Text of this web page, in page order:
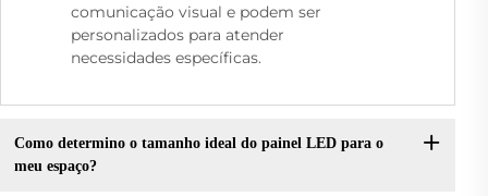
comunicação visual e podem ser
personalizados para atender
necessidades específicas.
Como determino o tamanho ideal do painel LED para o
meu espaço?